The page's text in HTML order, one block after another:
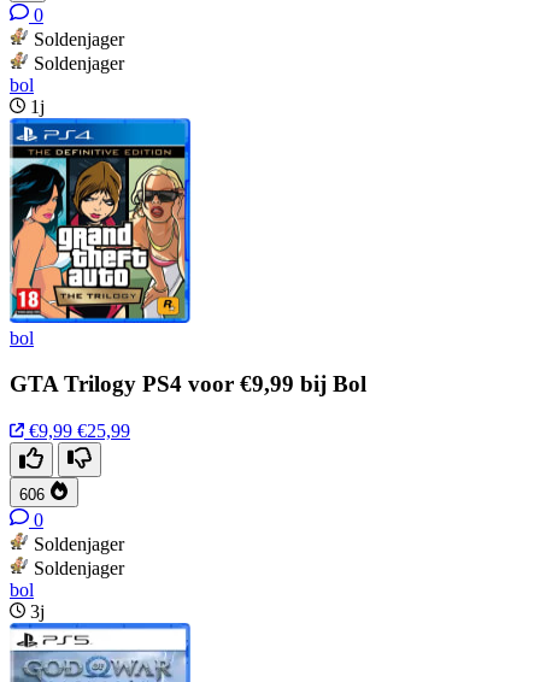
0
Soldenjager
Soldenjager
bol
1j
bol
GTA Trilogy PS4 voor €9,99 bij Bol
€9,99 €25,99
606
0
Soldenjager
Soldenjager
bol
3j